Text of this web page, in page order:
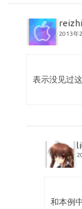
reizhi
2013年
表示没见过
和本例